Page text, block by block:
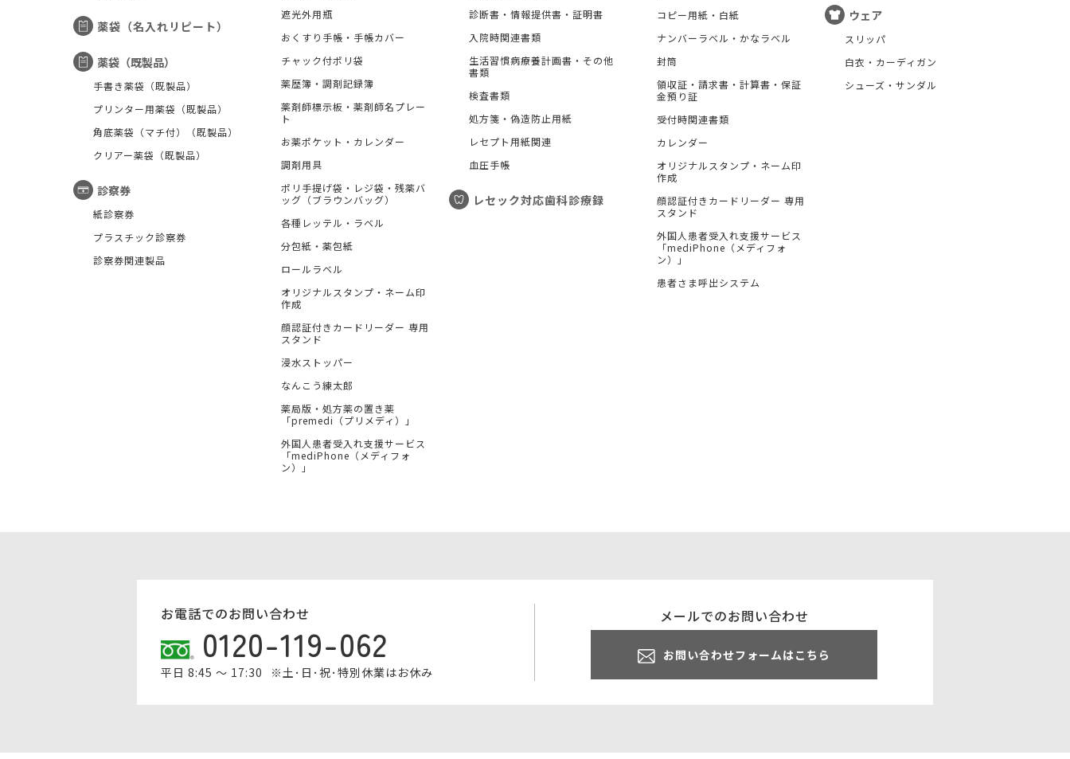
薬袋（名入れリピート）
薬袋（既製品）
手書き薬袋（既製品）
プリンター用薬袋（既製品）
角底薬袋（マチ付）（既製品）
クリアー薬袋（既製品）
診察券
紙診察券
プラスチック診察券
診察券関連製品
遮光外用瓶
おくすり手帳・手帳カバー
チャック付ポリ袋
薬歴簿・調剤記録簿
薬剤師標示板・薬剤師名プレー
ト
お薬ポケット・カレンダー
調剤用具
ポリ手提げ袋・レジ袋・残薬バ
ッグ（ブラウンバッグ）
各種レッテル・ラベル
分包紙・薬包紙
ロールラベル
オリジナルスタンプ・ネーム印
作成
顔認証付きカードリーダー 専用
スタンド
浸水ストッパー
なんこう練太郎
薬局版・処方薬の置き薬
「premedi（プリメディ）」
外国人患者受入れ支援サービス
「mediPhone（メディフォ
ン）」
診断書・情報提供書・証明書
入院時関連書類
生活習慣病療養計画書・その他
書類
検査書類
処方箋・偽造防止用紙
レセプト用紙関連
血圧手帳
レセック対応歯科診療録
コピー用紙・白紙
ナンバーラベル・かなラベル
封筒
領収証・請求書・計算書・保証
金預り証
受付時関連書類
カレンダー
オリジナルスタンプ・ネーム印
作成
顔認証付きカードリーダー 専用
スタンド
外国人患者受入れ支援サービス
「mediPhone（メディフォ
ン）」
患者さま呼出システム
ウェア
スリッパ
白衣・カーディガン
シューズ・サンダル
お電話でのお問い合わせ
0120-119-062
平日 8:45 ～ 17:30 ※土･日･祝･特別休業はお休み
メールでのお問い合わせ
お問い合わせフォームはこちら